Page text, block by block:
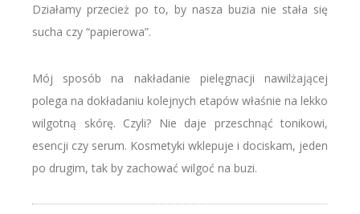
Działamy przecież po to, by nasza buzia nie stała się
sucha czy “papierowa”.
Mój sposób na nakładanie pielęgnacji nawilżającej
polega na dokładaniu kolejnych etapów właśnie na lekko
wilgotną skórę. Czyli? Nie daje przeschnąć tonikowi,
esencji czy serum. Kosmetyki wklepuje i dociskam, jeden
po drugim, tak by zachować wilgoć na buzi.